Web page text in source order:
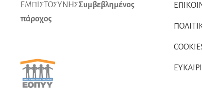
ΕΜΠΙΣΤΟΣΥΝΗΣΣυμβεβλημένος
πάροχος